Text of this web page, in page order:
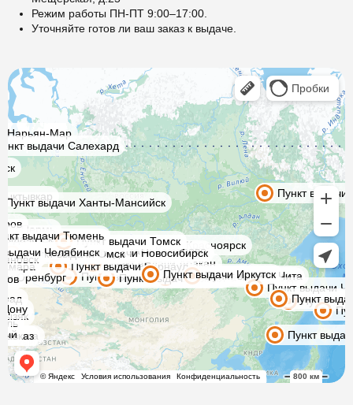
Режим работы ПН-ПТ 9:00–17:00.
Уточняйте готов ли ваш заказ к выдаче.